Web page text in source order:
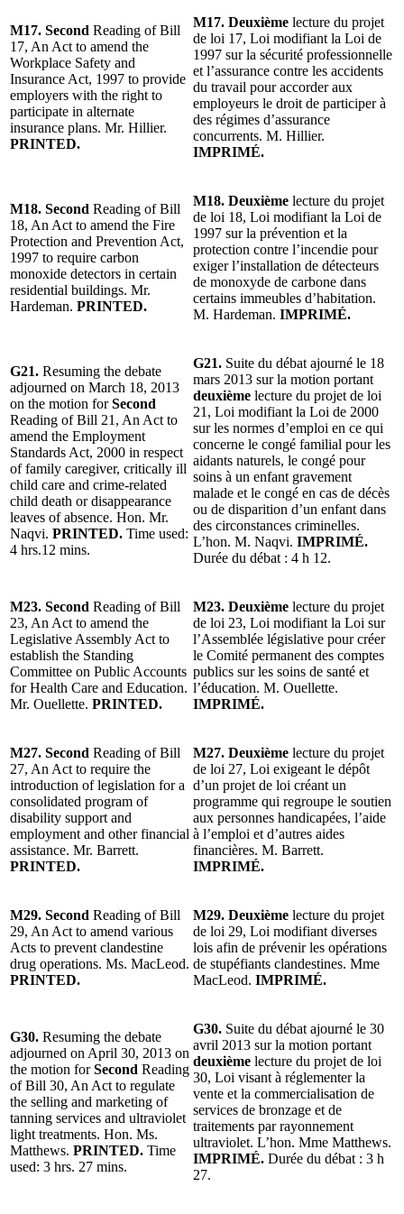
M17. Second Reading of Bill
17, An Act to amend the
Workplace Safety and
Insurance Act, 1997 to provide
employers with the right to
participate in alternate
insurance plans. Mr. Hillier.
PRINTED.
M17. Deuxième lecture du projet
de loi 17, Loi modifiant la Loi de
1997 sur la sécurité professionnelle
et l’assurance contre les accidents
du travail pour accorder aux
employeurs le droit de participer à
des régimes d’assurance
concurrents. M. Hillier.
IMPRIMÉ.
M18. Second Reading of Bill
18, An Act to amend the Fire
Protection and Prevention Act,
1997 to require carbon
monoxide detectors in certain
residential buildings. Mr.
Hardeman. PRINTED.
M18. Deuxième lecture du projet
de loi 18, Loi modifiant la Loi de
1997 sur la prévention et la
protection contre l’incendie pour
exiger l’installation de détecteurs
de monoxyde de carbone dans
certains immeubles d’habitation.
M. Hardeman. IMPRIMÉ.
G21. Resuming the debate
adjourned on March 18, 2013
on the motion forSecond
Reading of Bill 21, An Act to
amend the Employment
Standards Act, 2000 in respect
of family caregiver, critically ill
child care and crime-related
child death or disappearance
leaves of absence. Hon. Mr.
Naqvi. PRINTED. Time used:
4 hrs.12 mins.
G21. Suite du débat ajourné le 18
mars 2013 sur la motion portant
deuxième lecture du projet de loi
21, Loi modifiant la Loi de 2000
sur les normes d’emploi en ce qui
concerne le congé familial pour les
aidants naturels, le congé pour
soins à un enfant gravement
malade et le congé en cas de décès
ou de disparition d’un enfant dans
des circonstances criminelles.
L’hon. M. Naqvi. IMPRIMÉ.
Durée du débat : 4 h 12.
M23. Second Reading of Bill
23, An Act to amend the
Legislative Assembly Act to
establish the Standing
Committee on Public Accounts
for Health Care and Education.
Mr. Ouellette. PRINTED.
M23. Deuxième lecture du projet
de loi 23, Loi modifiant la Loi sur
l’Assemblée législative pour créer
le Comité permanent des comptes
publics sur les soins de santé et
l’éducation. M. Ouellette.
IMPRIMÉ.
M27. Second Reading of Bill
27, An Act to require the
introduction of legislation for a
consolidated program of
disability support and
employment and other financial
assistance. Mr. Barrett.
PRINTED.
M27. Deuxième lecture du projet
de loi 27, Loi exigeant le dépôt
d’un projet de loi créant un
programme qui regroupe le soutien
aux personnes handicapées, l’aide
à l’emploi et d’autres aides
financières. M. Barrett.
IMPRIMÉ.
M29. Second Reading of Bill
29, An Act to amend various
Acts to prevent clandestine
drug operations. Ms. MacLeod.
PRINTED.
M29. Deuxième lecture du projet
de loi 29, Loi modifiant diverses
lois afin de prévenir les opérations
de stupéfiants clandestines. Mme
MacLeod. IMPRIMÉ.
G30. Resuming the debate
adjourned on April 30, 2013 on
the motion forSecond Reading
of Bill 30, An Act to regulate
the selling and marketing of
tanning services and ultraviolet
light treatments. Hon. Ms.
Matthews. PRINTED. Time
used: 3 hrs. 27 mins.
G30. Suite du débat ajourné le 30
avril 2013 sur la motion portant
deuxième lecture du projet de loi
30, Loi visant à réglementer la
vente et la commercialisation de
services de bronzage et de
traitements par rayonnement
ultraviolet. L’hon. Mme Matthews.
IMPRIMÉ. Durée du débat : 3 h
27.